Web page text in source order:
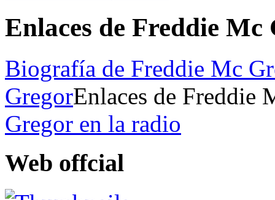
Enlaces de Freddie Mc
Biografía de Freddie Mc
GregorEnlaces de Freddie
Gregor en la radio
Web offcial